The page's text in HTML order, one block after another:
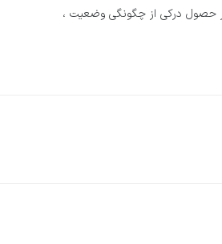
حصول درکی از چگونگی وضعیت ،